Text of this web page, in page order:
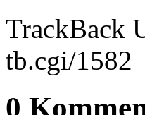
TrackBack
tb.cgi/1582
0